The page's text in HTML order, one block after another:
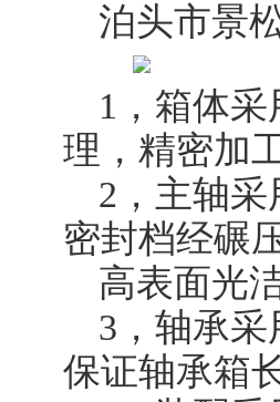
泊头市景
1，箱体
理，精密加
2，主轴
密封档经碾
高表面光
3，轴承
保证轴承箱